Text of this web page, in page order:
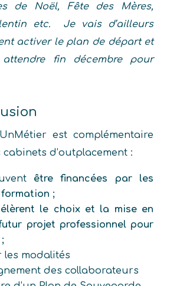
de Noël, Fête des Mères,
etc. Je vais d’ailleurs
activer le plan de départ et
fin décembre pour
est complémentaire
cabinets d’outplacement :
être financées par les
;
le choix et la mise en
projet professionnel pour
les modalités
des collaborateurs